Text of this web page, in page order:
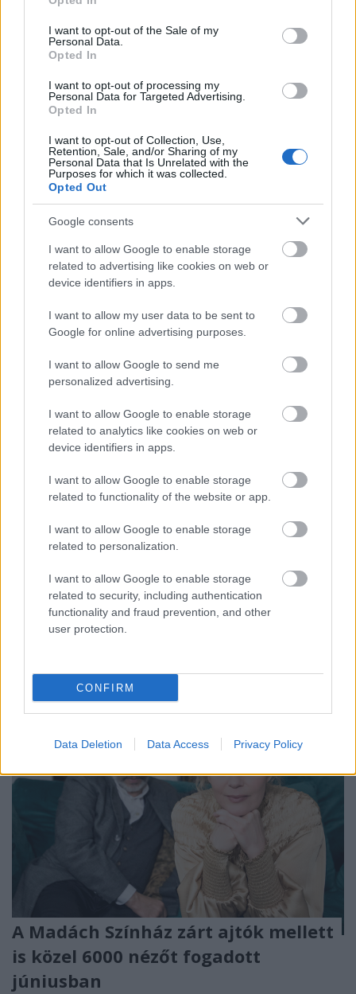
use your data for below specified purposes in below Google
consent section.
I want to opt-out of the Sale of my
Personal Data.
Opted In
I want to opt-out of processing my
Personal Data for Targeted Advertising.
Opted In
I want to opt-out of Collection, Use,
Retention, Sale, and/or Sharing of my
Personal Data that Is Unrelated with the
Purposes for which it was collected.
Opted Out
Google consents
I want to allow Google to enable storage
related to advertising like cookies on web or
device identifiers in apps.
I want to allow my user data to be sent to
Google for online advertising purposes.
I want to allow Google to send me
personalized advertising.
I want to allow Google to enable storage
related to analytics like cookies on web or
device identifiers in apps.
I want to allow Google to enable storage
related to functionality of the website or app.
I want to allow Google to enable storage
related to personalization.
I want to allow Google to enable storage
related to security, including authentication
functionality and fraud prevention, and other
user protection.
CONFIRM
Data Deletion Data Access Privacy Policy
„Csonka évadot zárni nem felemelő
érzés"
mtothorsi•2020. július 15.
Megtartotta évadzáró társulati ülését a Tomcsa
Sándor Színház. A világjárvány próbára tette az
"Csak engedjenek át a határon,
jövünk!"
mtothorsi 2020. július 13.
Augusztus 21. és 29. között, a tervezett és már
meghirdetett versenyprogrammal, magas művészi
A Madách Színház zárt ajtók mellett
is közel 6000 nézőt fogadott
júniusban